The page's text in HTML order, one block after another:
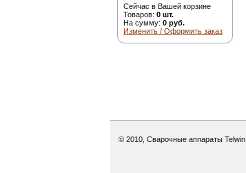
Сейчас в Вашей корзине
Товаров: 0 шт.
На сумму: 0 руб.
Изменить / Оформить заказ
© 2010, Сварочные аппараты Telwin